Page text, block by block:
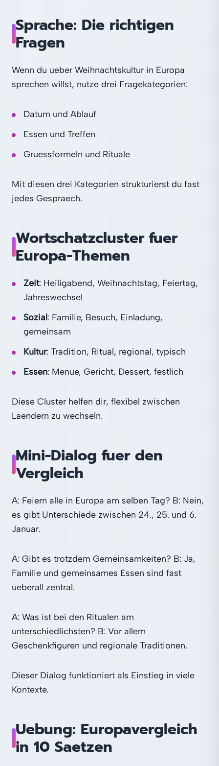
Sprache: Die richtigen
Fragen
Wenn du ueber Weihnachtskultur in Europa
sprechen willst, nutze drei Fragekategorien:
Datum und Ablauf
Essen und Treffen
Gruessformeln und Rituale
Mit diesen drei Kategorien strukturierst du fast
jedes Gespraech.
Wortschatzcluster fuer
Europa-Themen
Zeit: Heiligabend, Weihnachtstag, Feiertag,
Jahreswechsel
Sozial: Familie, Besuch, Einladung,
gemeinsam
Kultur: Tradition, Ritual, regional, typisch
Essen: Menue, Gericht, Dessert, festlich
Diese Cluster helfen dir, flexibel zwischen
Laendern zu wechseln.
Mini-Dialog fuer den
Vergleich
A: Feiern alle in Europa am selben Tag? B: Nein,
es gibt Unterschiede zwischen 24., 25. und 6.
Januar.
A: Gibt es trotzdem Gemeinsamkeiten? B: Ja,
Familie und gemeinsames Essen sind fast
ueberall zentral.
A: Was ist bei den Ritualen am
unterschiedlichsten? B: Vor allem
Geschenkfiguren und regionale Traditionen.
Dieser Dialog funktioniert als Einstieg in viele
Kontexte.
Uebung: Europavergleich
in 10 Saetzen